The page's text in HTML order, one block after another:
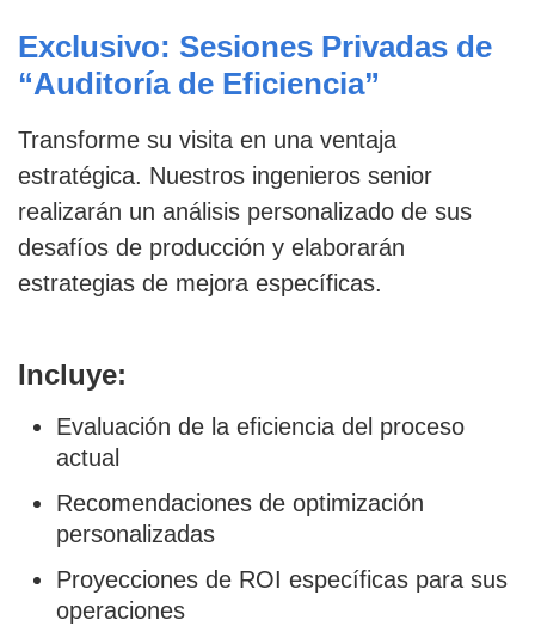
Exclusivo: Sesiones Privadas de
“Auditoría de Eficiencia”
Transforme su visita en una ventaja
estratégica. Nuestros ingenieros senior
realizarán un análisis personalizado de sus
desafíos de producción y elaborarán
estrategias de mejora específicas.
Incluye:
Evaluación de la eficiencia del proceso
actual
Recomendaciones de optimización
personalizadas
Proyecciones de ROI específicas para sus
operaciones